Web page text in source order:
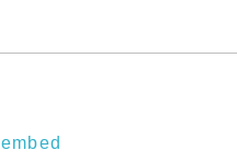
embed